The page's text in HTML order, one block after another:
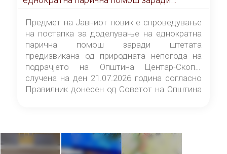
штетата предизвикана од природната
непогода на подрачјето на Општина
Центар-Скопје случена на ден 21.07.2026
година
Предмет на Јавниот повик е спроведување
на постапка за доделување на еднократна
парична помош заради штетата
предизвикана од природната непогода на
подрачјето на Општина Центар-Скопје
случена на ден 21.07.2026 година согласно
Правилник донесен од Советот на Општина